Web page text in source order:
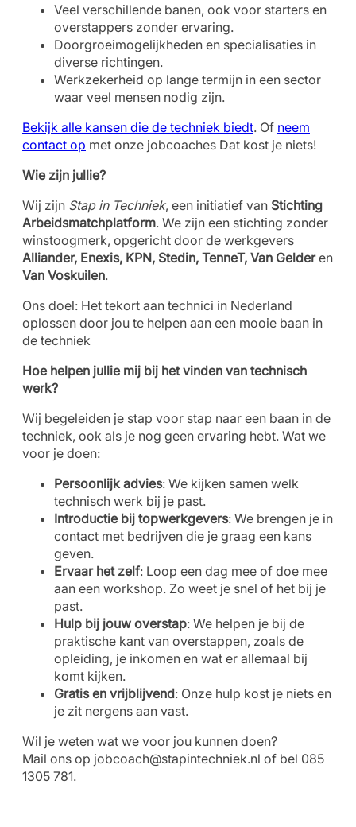
Veel verschillende banen, ook voor starters en
overstappers zonder ervaring.
Doorgroeimogelijkheden en specialisaties in
diverse richtingen.
Werkzekerheid op lange termijn in een sector
waar veel mensen nodig zijn.
Bekijk alle kansen die de techniek biedt. Of neem
contact op met onze jobcoaches Dat kost je niets!
Wie zijn jullie?
Wij zijn Stap in Techniek, een initiatief van Stichting
Arbeidsmatchplatform. We zijn een stichting zonder
winstoogmerk, opgericht door de werkgevers
Alliander, Enexis, KPN, Stedin, TenneT, Van Gelderen
Van Voskuilen.
Ons doel: Het tekort aan technici in Nederland
oplossen door jou te helpen aan een mooie baan in
de techniek
Hoe helpen jullie mij bij het vinden van technisch
werk?
Wij begeleiden je stap voor stap naar een baan in de
techniek, ook als je nog geen ervaring hebt. Wat we
voor je doen:
Persoonlijk advies: We kijken samen welk
technisch werk bij je past.
Introductie bij topwerkgevers: We brengen je in
contact met bedrijven die je graag een kans
geven.
Ervaar het zelf: Loop een dag mee of doe mee
aan een workshop. Zo weet je snel of het bij je
past.
Hulp bij jouw overstap: We helpen je bij de
praktische kant van overstappen, zoals de
opleiding, je inkomen en wat er allemaal bij
komt kijken.
Gratis en vrijblijvend: Onze hulp kost je niets en
je zit nergens aan vast.
Wil je weten wat we voor jou kunnen doen?
Mail ons op jobcoach@stapintechniek.nl of bel 085
1305 781.